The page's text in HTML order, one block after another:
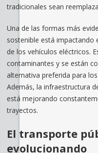
tradicionales sean
Una de las formas más
sostenible está impactando
de los vehículos eléctricos.
contaminantes y se están
alternativa preferida para
Además, la infraestructura
está mejorando
trayectos.
El transporte
evolucionando